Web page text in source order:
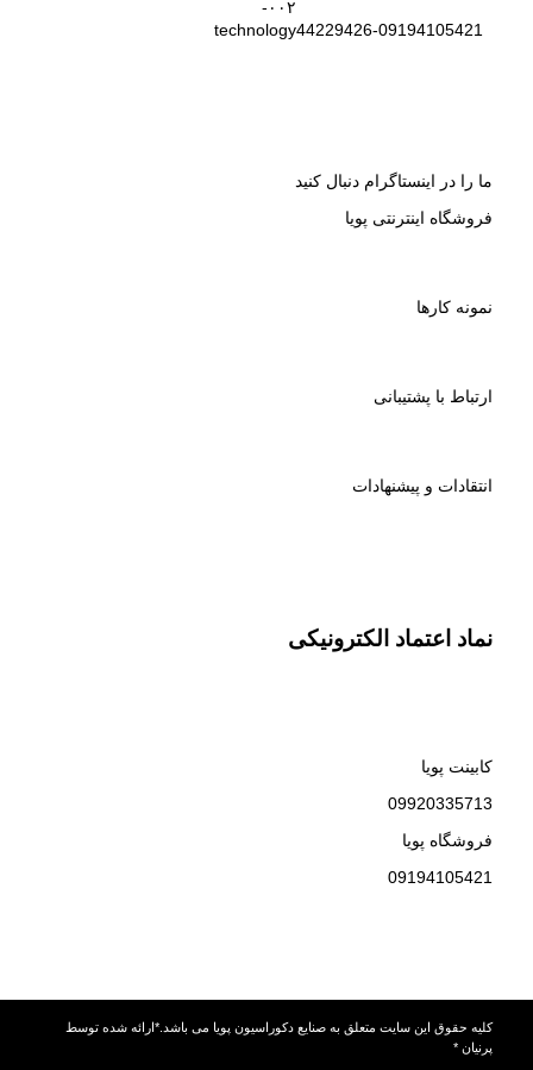
44229426-09194105421
ما را در اینستاگرام دنبال کنید
فروشگاه اینترنتی پویا
نمونه کارها
ارتباط با پشتیبانی
انتقادات و پیشنهادات
نماد اعتماد الکترونیکی
کابینت پویا
09920335713
فروشگاه پویا
09194105421
کلیه حقوق این سایت متعلق به صنایع دکوراسیون پویا می باشد.*ارائه شده توسط
پرنیان *